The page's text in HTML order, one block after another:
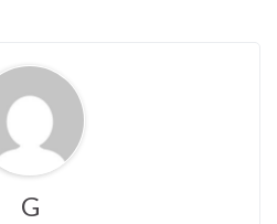
G